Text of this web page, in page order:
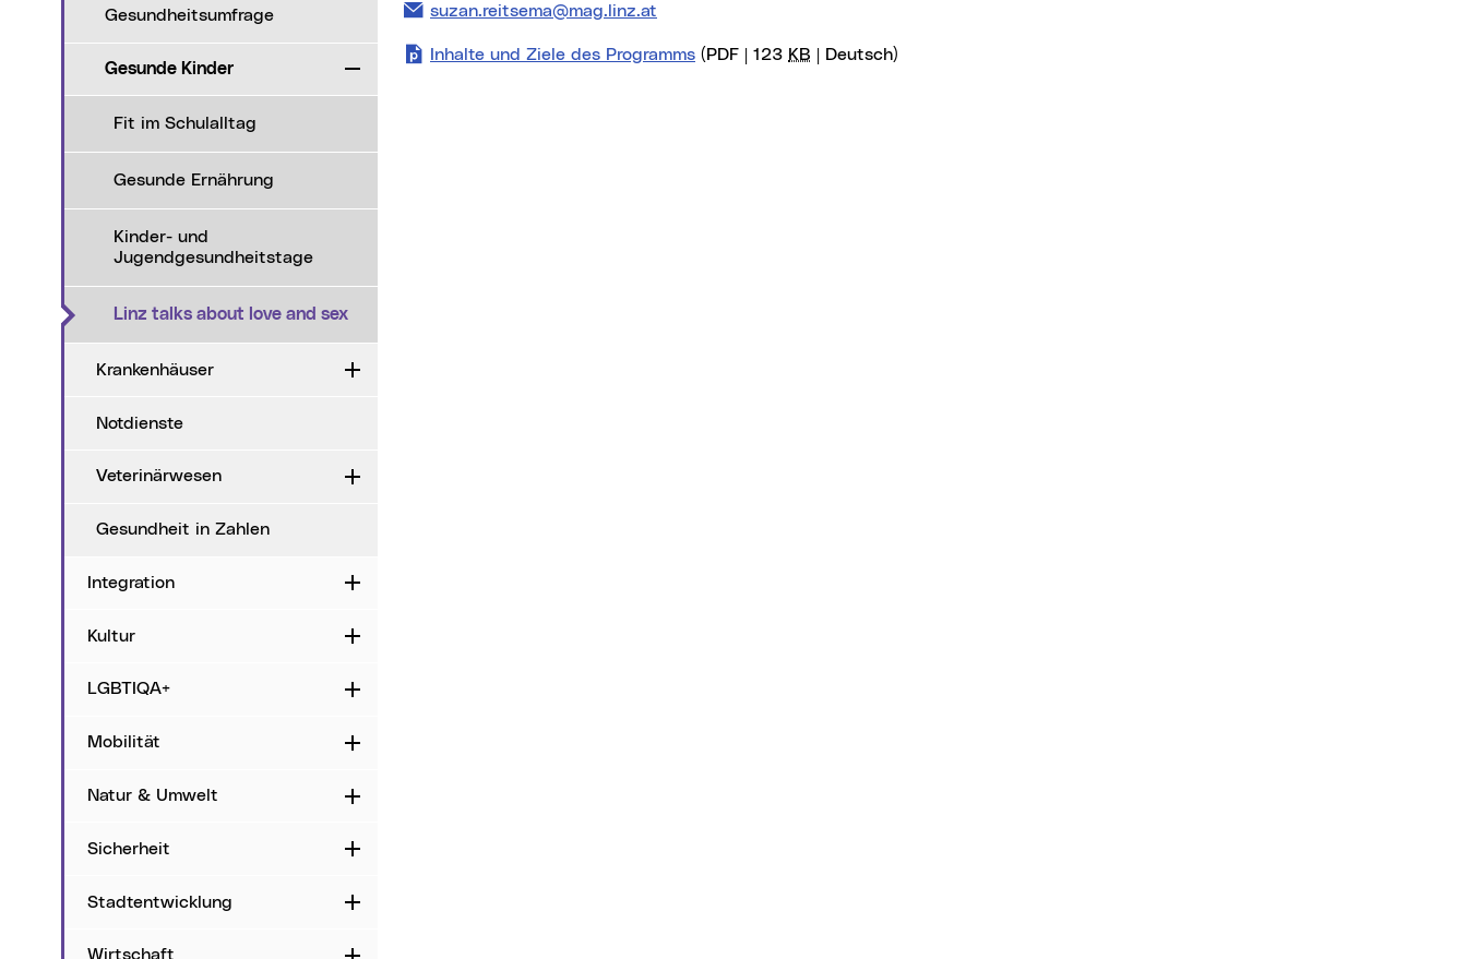
Gesundheitsumfrage
Gesunde Kinder Zuklappen
Fit im Schulalltag
Gesunde Ernährung
Kinder- und
Jugendgesundheitstage
Linz talks about love and sex(aktueller Menüpunkt)
Krankenhäuser Aufklappen
Notdienste
Veterinärwesen Aufklappen
Gesundheit in Zahlen
Integration Aufklappen
Kultur Aufklappen
LGBTIQA+ Aufklappen
Mobilität Aufklappen
Natur & Umwelt Aufklappen
Sicherheit Aufklappen
Stadtentwicklung Aufklappen
Wirtschaft
suzan.reitsema@mag.linz.at
Inhalte und Ziele des Programms (PDF | 123 KB | Deutsch)